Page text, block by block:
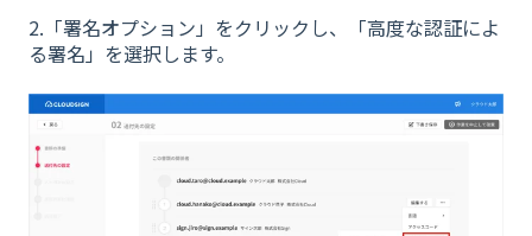
2.「署名オプション」をクリックし、「高度な認証によ
る署名」を選択します。